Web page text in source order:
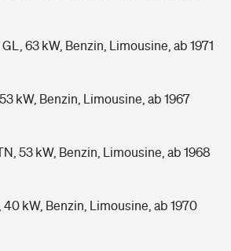
63 kW, Benzin, Limousine, ab 1971
kW, Benzin, Limousine, ab 1967
53 kW, Benzin, Limousine, ab 1968
40 kW, Benzin, Limousine, ab 1970